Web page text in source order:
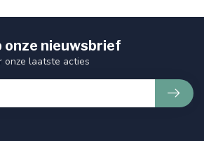
onze nieuwsbrief
onze laatste acties